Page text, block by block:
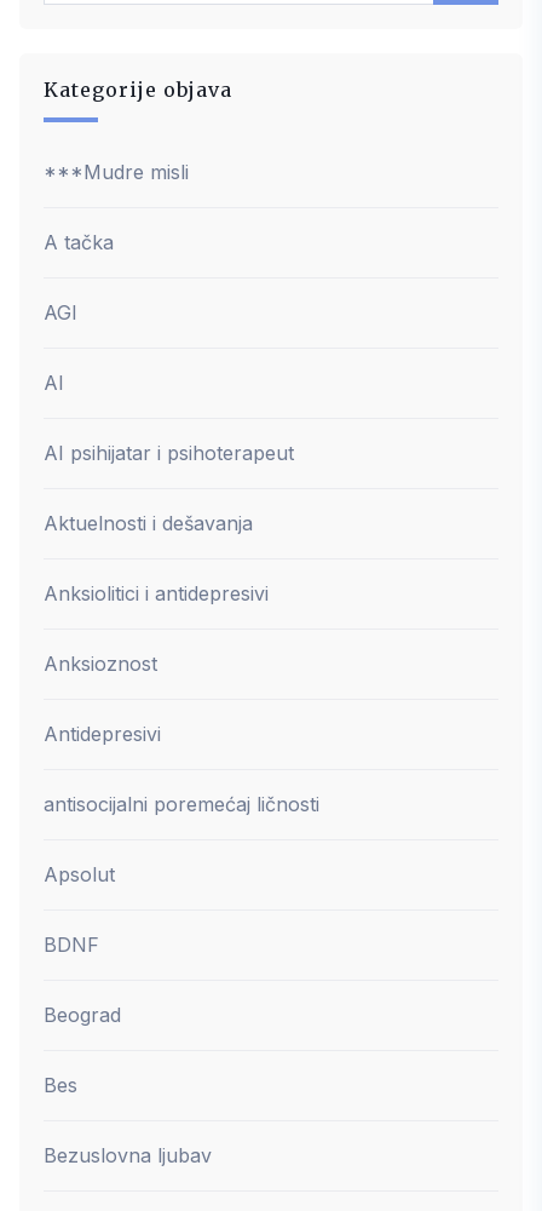
Kategorije objava
***Mudre misli
A tačka
AGI
AI
AI psihijatar i psihoterapeut
Aktuelnosti i dešavanja
Anksiolitici i antidepresivi
Anksioznost
Antidepresivi
antisocijalni poremećaj ličnosti
Apsolut
BDNF
Beograd
Bes
Bezuslovna ljubav